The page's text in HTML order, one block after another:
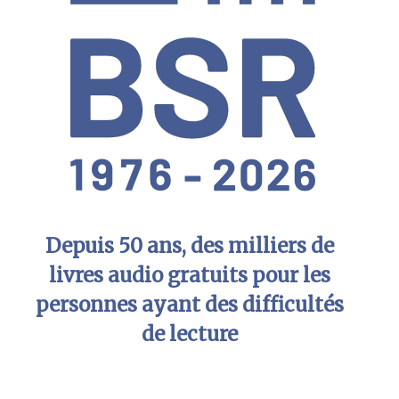
Depuis 50 ans, des milliers de
livres audio gratuits pour les
personnes ayant des difficultés
de lecture